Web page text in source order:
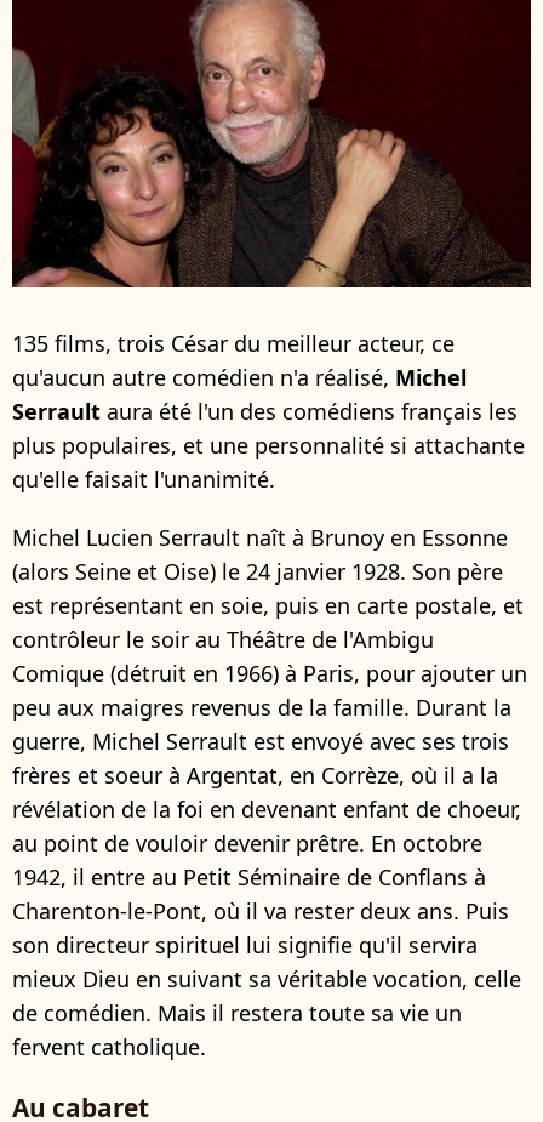
135 films, trois César du meilleur acteur, ce
qu'aucun autre comédien n'a réalisé, Michel
Serrault aura été l'un des comédiens français les
plus populaires, et une personnalité si attachante
qu'elle faisait l'unanimité.
Michel Lucien Serrault naît à Brunoy en Essonne
(alors Seine et Oise) le 24 janvier 1928. Son père
est représentant en soie, puis en carte postale, et
contrôleur le soir au Théâtre de l'Ambigu
Comique (détruit en 1966) à Paris, pour ajouter un
peu aux maigres revenus de la famille. Durant la
guerre, Michel Serrault est envoyé avec ses trois
frères et soeur à Argentat, en Corrèze, où il a la
révélation de la foi en devenant enfant de choeur,
au point de vouloir devenir prêtre. En octobre
1942, il entre au Petit Séminaire de Conflans à
Charenton-le-Pont, où il va rester deux ans. Puis
son directeur spirituel lui signifie qu'il servira
mieux Dieu en suivant sa véritable vocation, celle
de comédien. Mais il restera toute sa vie un
fervent catholique.
Au cabaret